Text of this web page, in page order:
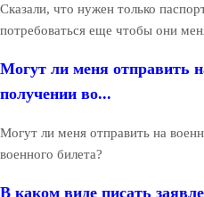
Сказали, что нужен только
потребоваться еще чтобы они
Могут ли меня отправить
получении во...
Могут ли меня отправить на
военного билета?
В каком виде писать